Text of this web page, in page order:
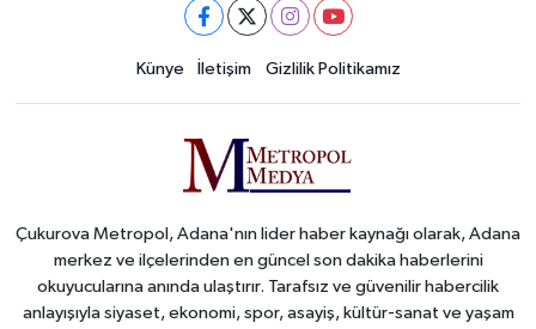
Künye İletişim Gizlilik Politikamız
Çukurova Metropol, Adana'nın lider haber kaynağı olarak, Adana
merkez ve ilçelerinden en güncel son dakika haberlerini
okuyucularına anında ulaştırır. Tarafsız ve güvenilir habercilik
anlayışıyla siyaset, ekonomi, spor, asayiş, kültür-sanat ve yaşam